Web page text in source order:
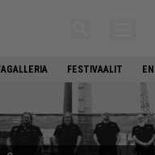
FESTIVAALIT